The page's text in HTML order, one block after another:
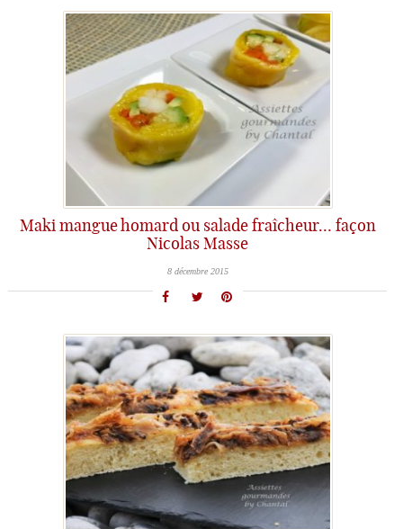
Maki mangue homard ou salade fraîcheur… façon
Nicolas Masse
8 décembre 2015